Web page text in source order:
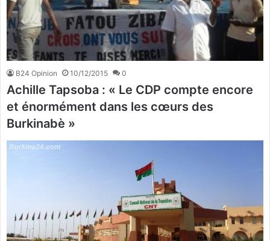
B24 Opinion 10/12/2015 0
Achille Tapsoba : « Le CDP compte encore
et énormément dans les cœurs des
Burkinabè »